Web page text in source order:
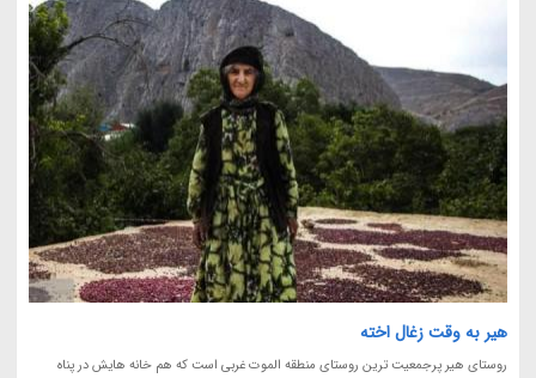
هیر به وقت زغال اخته
روستای هیر پرجمعیت ترین روستای منطقه الموت غربی است که هم خانه هایش در پناه